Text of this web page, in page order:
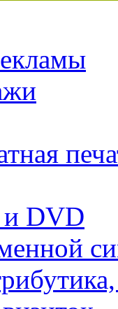
и DVD